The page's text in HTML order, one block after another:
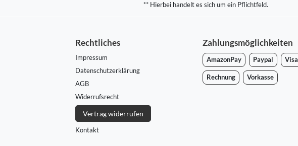
** Hierbei handelt es sich um ein Pflichtfeld.
Rechtliches
Impressum
Daten­schutz­erklärung
AGB
Widerrufs­recht
Vertrag widerrufen
Kontakt
Zahlungsmöglichkeiten
AmazonPay Paypal Visa
Rechnung Vorkasse